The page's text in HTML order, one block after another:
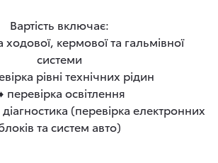
Вартість включає:
кермової та гальмівної
системи
рівні технічних рідин
перевірка освітлення
(перевірка електронних
та систем авто)